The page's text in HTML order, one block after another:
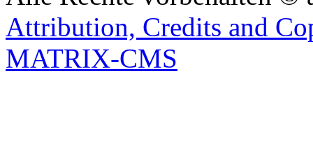
Attribution, Credits and
MATRIX-CMS